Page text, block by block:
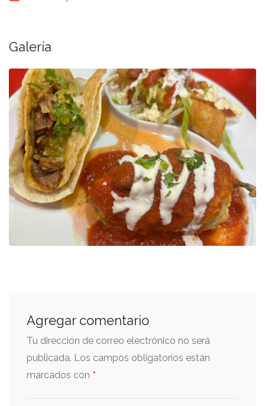
Galería
Agregar comentario
Tu dirección de correo electrónico no será
publicada. Los campos obligatorios están
marcados con *